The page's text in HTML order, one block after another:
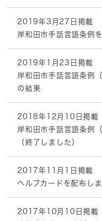
2019年3月27日掲載
岸和田市手話言語条例
2019年1月23日掲載
岸和田市手話言語条例
の結果
2018年12月10日掲載
岸和田市手話言語条例
（終了しました）
2017年11月1日掲載
ヘルプカードを配布し
2017年10月10日掲載